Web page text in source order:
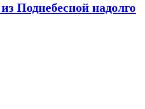
Поднебесной надолго